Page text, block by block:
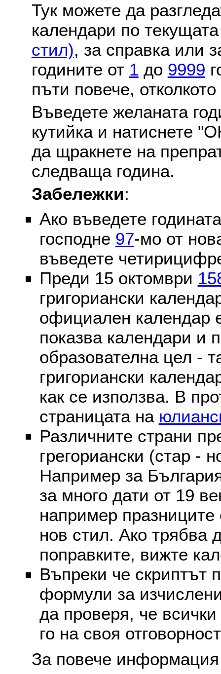
Тук можете да
календари по
стил), за справка или
годините от 1 до 9999
пъти повече,
Въведете желаната
кутийка и натиснете
да щракнете на
следваща година.
Забележки:
Ако въведете
господне 97-мо от
въведете
Преди 15 октомври
григориански
официален календар
показва календари и
образователна цел -
григориански
как се използва. В
страницата на
Различните страни
грегориански (стар -
Например за
за много дати от 19
например празниците
нов стил. Ако трябва
поправките, вижте
Въпреки че скриптът
формули за
да проверя, че
го на своя
За повече информация